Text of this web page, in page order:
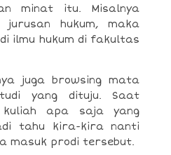
minat itu. Misalnya
hukum, maka
ilmu hukum di fakultas
juga browsing mata
yang dituju. Saat
kuliah apa saja yang
tahu kira-kira nanti
masuk prodi tersebut.